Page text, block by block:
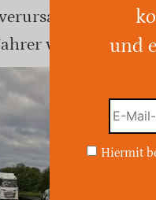
einen
wurde leicht
und
Hiermit